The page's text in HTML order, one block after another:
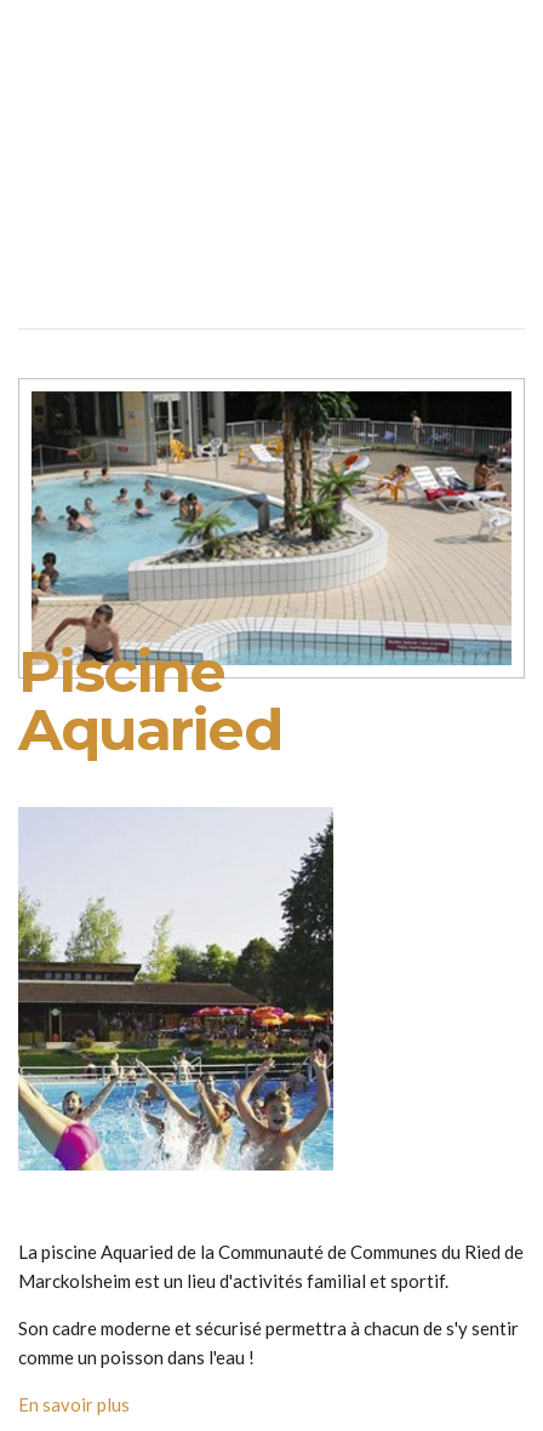
Piscine
Aquaried
La piscine Aquaried de la Communauté de Communes du Ried de
Marckolsheim est un lieu d'activités familial et sportif.
Son cadre moderne et sécurisé permettra à chacun de s'y sentir
comme un poisson dans l'eau !
En savoir plus